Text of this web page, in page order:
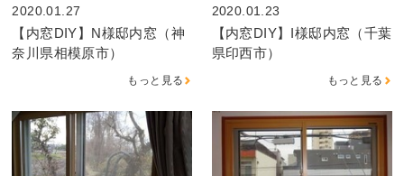
2020.01.27
【内窓DIY】N様邸内窓（神
奈川県相模原市）
もっと見る
2020.01.23
【内窓DIY】I様邸内窓（千葉
県印西市）
もっと見る